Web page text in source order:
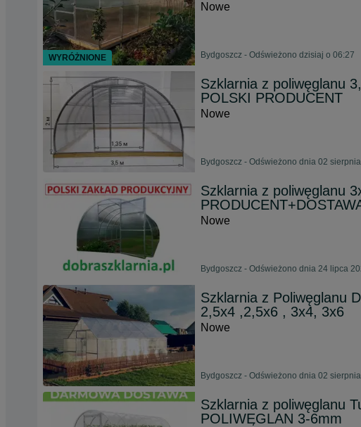
Nowe
Bydgoszcz - Odświeżono dzisiaj o 06:27
Szklarnia z poliwęglanu
POLSKI PRODUCENT
Nowe
Bydgoszcz - Odświeżono dnia 02
Szklarnia z poliwęglanu
Nowe
Bydgoszcz - Odświeżono dnia 24 lipca
Szklarnia z Poliwęglanu
2,5x4 ,2,5x6 , 3x4, 3x6
Nowe
Bydgoszcz - Odświeżono dnia 02
Szklarnia z poliwęglanu
POLIWĘGLAN 3-6mm
WYRÓŻNIONE